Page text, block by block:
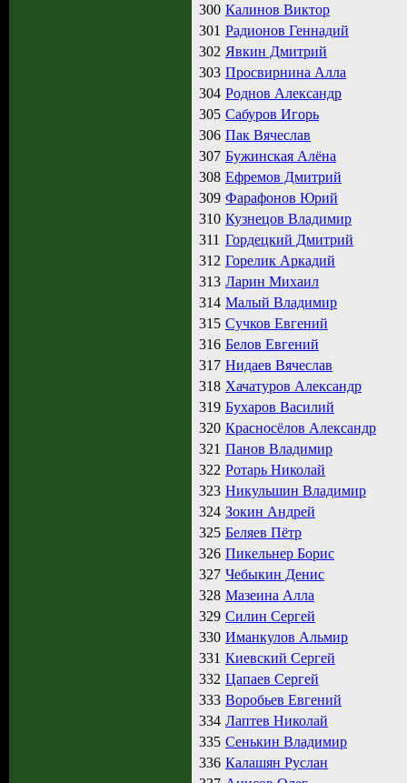
300 Калинов Виктор
301 Радионов Геннадий
302 Явкин Дмитрий
303 Просвирнина Алла
304 Роднов Александр
305 Сабуров Игорь
306 Пак Вячеслав
307 Бужинская Алёна
308 Ефремов Дмитрий
309 Фарафонов Юрий
310 Кузнецов Владимир
311 Гордецкий Дмитрий
312 Горелик Аркадий
313 Ларин Михаил
314 Малый Владимир
315 Сучков Евгений
316 Белов Евгений
317 Нидаев Вячеслав
318 Хачатуров Александр
319 Бухаров Василий
320 Красносёлов Александр
321 Панов Владимир
322 Ротарь Николай
323 Никульшин Владимир
324 Зокин Андрей
325 Беляев Пётр
326 Пикельнер Борис
327 Чебыкин Денис
328 Мазеина Алла
329 Силин Сергей
330 Иманкулов Альмир
331 Киевский Сергей
332 Цапаев Сергей
333 Воробьев Евгений
334 Лаптев Николай
335 Сенькин Владимир
336 Калашян Руслан